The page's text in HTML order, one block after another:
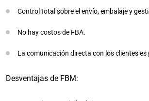
Control total sobre el envío, embalaje y
No hay costos de FBA.
La comunicación directa con los clientes es
Desventajas de FBM: